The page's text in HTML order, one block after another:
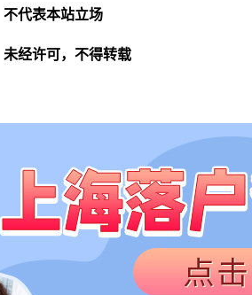
代表本站立场
经许可，不得转载